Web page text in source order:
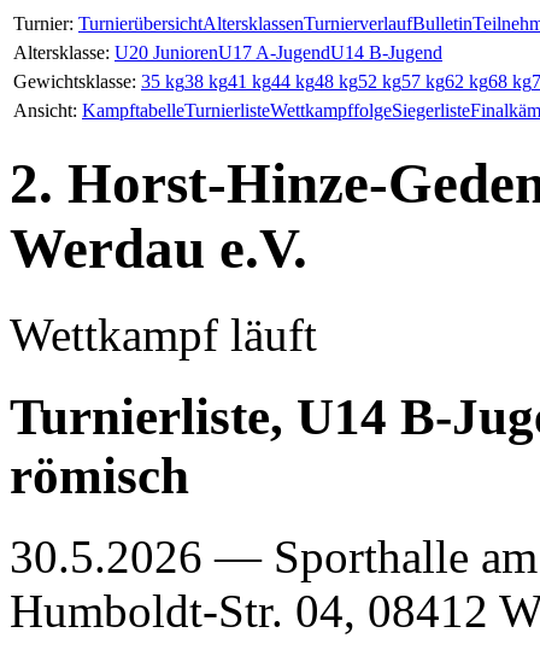
Turnier: TurnierübersichtAltersklassenTurnierverlaufBulletin
Altersklasse: U20 JuniorenU17 A-JugendU14 B-Jugend
Gewichtsklasse: 35 kg38 kg41 kg44 kg48 kg52 kg57 kg62 kg68 kg
Ansicht: KampftabelleTurnierlisteWettkampffolgeSiegerliste
2. Horst-Hinze-
Werdau e.V.
Wettkampf läuft
Turnierliste, U14 B-
römisch
30.5.2026 — Sporthalle
Humboldt-Str. 04, 08412